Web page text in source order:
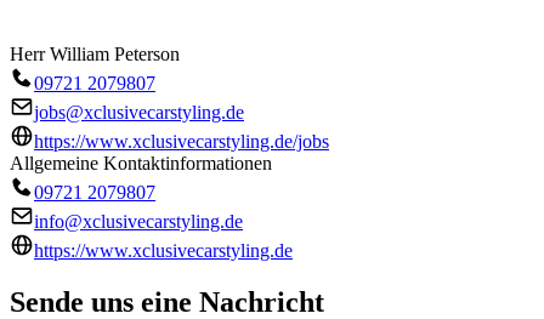
Herr William Peterson
09721 2079807
jobs@xclusivecarstyling.de
https://www.xclusivecarstyling.de/jobs
Allgemeine Kontaktinformationen
09721 2079807
info@xclusivecarstyling.de
https://www.xclusivecarstyling.de
Sende uns eine Nachricht